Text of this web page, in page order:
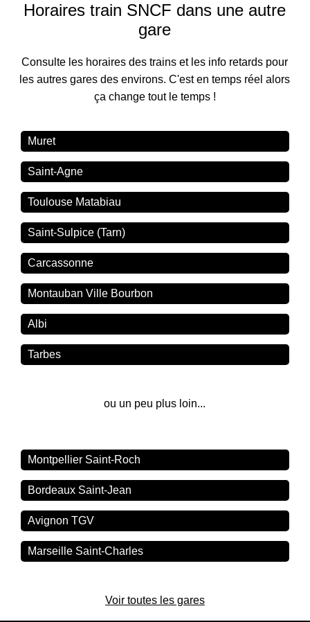
Horaires train SNCF dans une autre
gare
Consulte les horaires des trains et les info retards pour
les autres gares des environs. C'est en temps réel alors
ça change tout le temps !
Muret
Saint-Agne
Toulouse Matabiau
Saint-Sulpice (Tarn)
Carcassonne
Montauban Ville Bourbon
Albi
Tarbes
ou un peu plus loin...
Montpellier Saint-Roch
Bordeaux Saint-Jean
Avignon TGV
Marseille Saint-Charles
Voir toutes les gares